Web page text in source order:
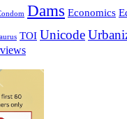
Dams Economics
TOI Unicode